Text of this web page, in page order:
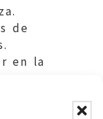
de
en la